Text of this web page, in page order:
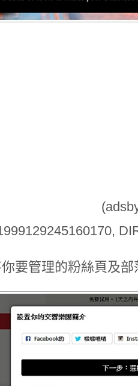
要管理的粉絲頁及部